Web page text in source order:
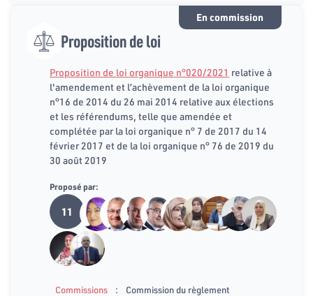
En commission
Proposition de loi
Proposition de loi organique n°020/2021 relative à
l'amendement et l’achèvement de la loi organique
n°16 de 2014 du 26 mai 2014 relative aux élections
et les référendums, telle que amendée et
complétée par la loi organique n° 7 de 2017 du 14
février 2017 et de la loi organique n° 76 de 2019 du
30 août 2019
Proposé par:
11
Commissions :
Commission du règlement